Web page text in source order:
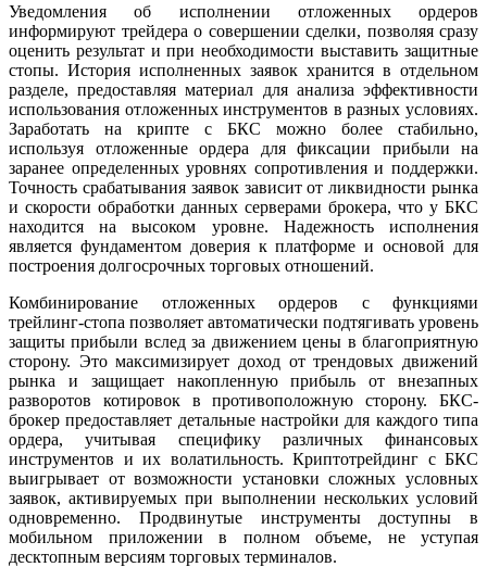
Уведомления об исполнении отложенных ордеров
информируют трейдера о совершении сделки, позволяя сразу
оценить результат и при необходимости выставить защитные
стопы. История исполненных заявок хранится в отдельном
разделе, предоставляя материал для анализа эффективности
использования отложенных инструментов в разных условиях.
Заработать на крипте с БКС можно более стабильно,
используя отложенные ордера для фиксации прибыли на
заранее определенных уровнях сопротивления и поддержки.
Точность срабатывания заявок зависит от ликвидности рынка
и скорости обработки данных серверами брокера, что у БКС
находится на высоком уровне. Надежность исполнения
является фундаментом доверия к платформе и основой для
построения долгосрочных торговых отношений.
Комбинирование отложенных ордеров с функциями
трейлинг-стопа позволяет автоматически подтягивать уровень
защиты прибыли вслед за движением цены в благоприятную
сторону. Это максимизирует доход от трендовых движений
рынка и защищает накопленную прибыль от внезапных
разворотов котировок в противоположную сторону. БКС-
брокер предоставляет детальные настройки для каждого типа
ордера, учитывая специфику различных финансовых
инструментов и их волатильность. Криптотрейдинг с БКС
выигрывает от возможности установки сложных условных
заявок, активируемых при выполнении нескольких условий
одновременно. Продвинутые инструменты доступны в
мобильном приложении в полном объеме, не уступая
десктопным версиям торговых терминалов.